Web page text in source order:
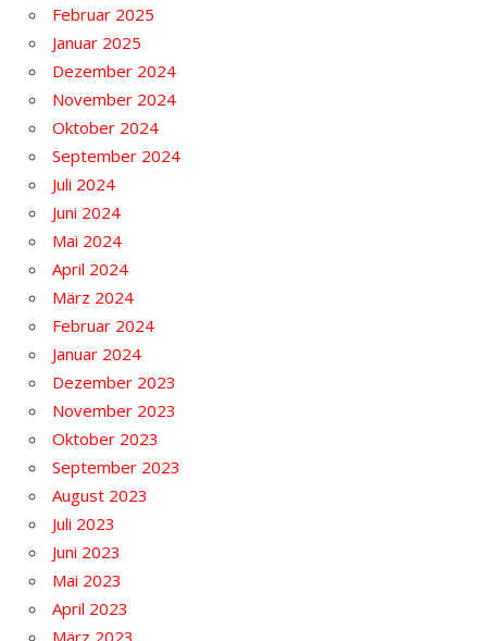
Februar 2025
Januar 2025
Dezember 2024
November 2024
Oktober 2024
September 2024
Juli 2024
Juni 2024
Mai 2024
April 2024
März 2024
Februar 2024
Januar 2024
Dezember 2023
November 2023
Oktober 2023
September 2023
August 2023
Juli 2023
Juni 2023
Mai 2023
April 2023
März 2023